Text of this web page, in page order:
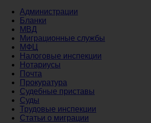
Администрации
Бланки
МВД
Миграционные службы
МФЦ
Налоговые инспекции
Нотариусы
Почта
Прокуратура
Судебные приставы
Суды
Трудовые инспекции
Статьи о миграции